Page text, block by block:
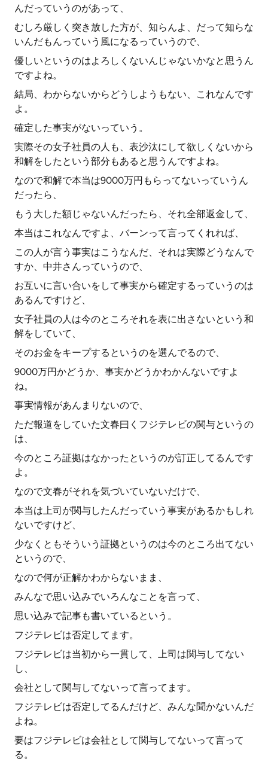
んだっていうのがあって、
むしろ厳しく突き放した方が、知らんよ、だって知らな
いんだもんっていう風になるっていうので、
優しいというのはよろしくないんじゃないかなと思うん
ですよね。
結局、わからないからどうしようもない、これなんです
よ。
確定した事実がないっていう。
実際その女子社員の人も、表沙汰にして欲しくないから
和解をしたという部分もあると思うんですよね。
なので和解で本当は9000万円もらってないっていうん
だったら、
もう大した額じゃないんだったら、それ全部返金して、
本当はこれなんですよ、バーンって言ってくれれば、
この人が言う事実はこうなんだ、それは実際どうなんで
すか、中井さんっていうので、
お互いに言い合いをして事実から確定するっていうのは
あるんですけど、
女子社員の人は今のところそれを表に出さないという和
解をしていて、
そのお金をキープするというのを選んでるので、
9000万円かどうか、事実かどうかわかんないですよ
ね。
事実情報があんまりないので、
ただ報道をしていた文春曰くフジテレビの関与というの
は、
今のところ証拠はなかったというのが訂正してるんです
よ。
なので文春がそれを気づいていないだけで、
本当は上司が関与したんだっていう事実があるかもしれ
ないですけど、
少なくともそういう証拠というのは今のところ出てない
というので、
なので何が正解かわからないまま、
みんなで思い込みでいろんなことを言って、
思い込みで記事も書いているという。
フジテレビは否定してます。
フジテレビは当初から一貫して、上司は関与してない
し、
会社として関与してないって言ってます。
フジテレビは否定してるんだけど、みんな聞かないんだ
よね。
要はフジテレビは会社として関与してないって言って
る。